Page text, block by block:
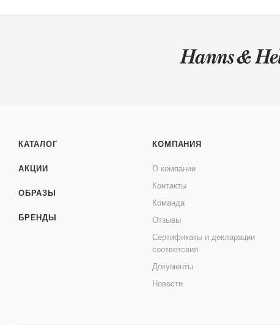
КАТАЛОГ
АКЦИИ
ОБРАЗЫ
БРЕНДЫ
КОМПАНИЯ
О компании
Контакты
Команда
Отзывы
Сертификаты и декларации
соответсвия
Документы
Новости